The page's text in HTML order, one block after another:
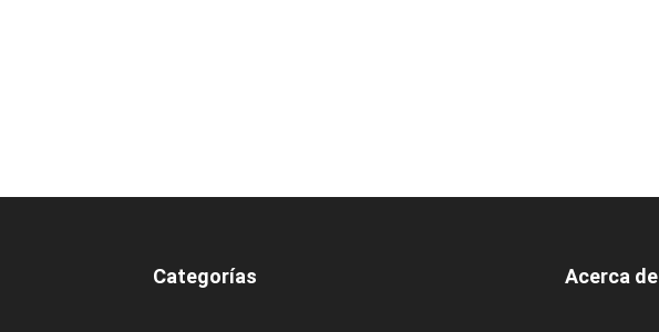
Categorías Acerca de